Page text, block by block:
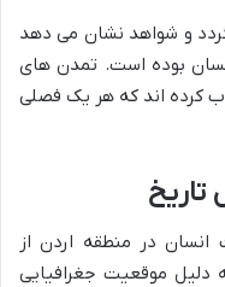
و شواهد نشان می دهد
بوده است. تمدن های
کرده اند که هر یک فصلی
تاریخ
در منطقه اردن از
موقعیت جغرافیایی